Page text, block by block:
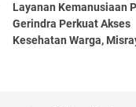
Layanan Kemanusiaan
Gerindra Perkuat Akses
Kesehatan Warga,